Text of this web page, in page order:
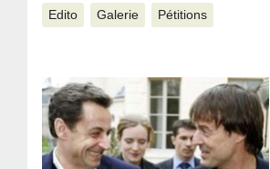
Edito Galerie Pétitions